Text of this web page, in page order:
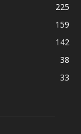
225
159
142
38
33